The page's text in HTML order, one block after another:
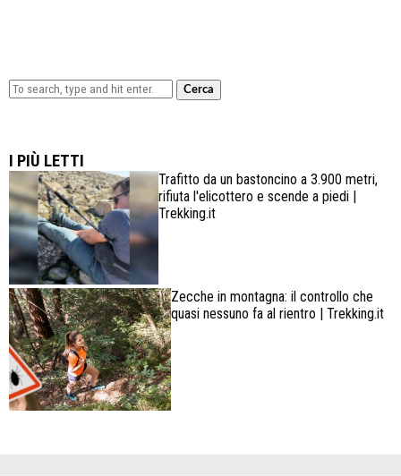
Cerca
I PIÙ LETTI
Trafitto da un bastoncino a 3.900 metri,
rifiuta l'elicottero e scende a piedi |
Trekking.it
Zecche in montagna: il controllo che
quasi nessuno fa al rientro | Trekking.it